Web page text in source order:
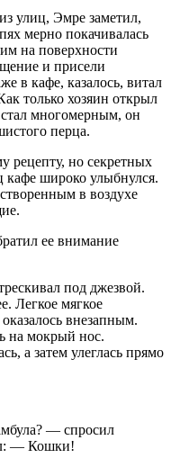
улиц, Эмре заметил,
мерно покачивалась
на поверхности
и присели
в кафе, казалось, витал
только хозяин открыл
многомерным, он
перца.
рецепту, но секретных
широко улыбнулся.
в воздухе
ее внимание
под джезвой.
Легкое мягкое
внезапным.
на мокрый нос.
а затем улеглась прямо
— спросил
— Кошки!